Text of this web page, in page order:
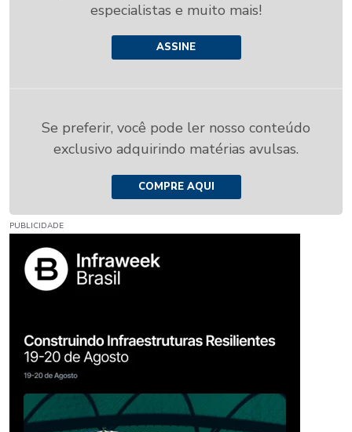
especialistas e muito mais!
ASSINE
Se preferir, você pode ler nosso conteúdo
exclusivo adquirindo matérias avulsas.
COMPRE AQUI
PUBLICIDADE